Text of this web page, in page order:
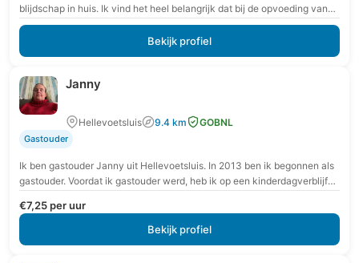
blijdschap in huis. Ik vind het heel belangrijk dat bij de opvoeding van
onze kinderen…
Bekijk profiel
Janny
Hellevoetsluis 9.4 km GOBNL
Gastouder
Ik ben gastouder Janny uit Hellevoetsluis. In 2013 ben ik begonnen als
gastouder. Voordat ik gastouder werd, heb ik op een kinderdagverblijf
€7,25 per uur
Bekijk profiel